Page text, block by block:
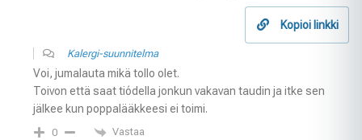
Kopioi linkki
Kalergi-suunnitelma
Voi, jumalauta mikä tollo olet.
Toivon että saat tiódella jonkun vakavan taudin ja itke sen
jälkee kun poppalääkkeesi ei toimi.
0 Vastaa